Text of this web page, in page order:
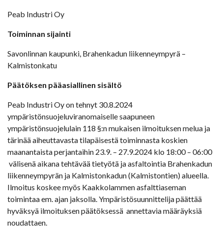
Peab Industri Oy
Toiminnan sijainti
Savonlinnan kaupunki, Brahenkadun liikenneympyrä –
Kalmistonkatu
Päätöksen pääasiallinen sisältö
Peab Industri Oy on tehnyt 30.8.2024
ympäristönsuojeluviranomaiselle saapuneen
ympäristönsuojelulain 118 §:n mukaisen ilmoituksen melua ja
tärinää aiheuttavasta tilapäisestä toiminnasta koskien
maanantaista perjantaihin 23.9. – 27.9.2024 klo 18:00 – 06:00
välisenä aikana tehtävää tietyötä ja asfaltointia Brahenkadun
liikenneympyrän ja Kalmistonkadun (Kalmistontien) alueella.
Ilmoitus koskee myös Kaakkolammen asfalttiaseman
toimintaa em. ajan jaksolla. Ympäristösuunnittelija päättää
hyväksyä ilmoituksen päätöksessä annettavia määräyksiä
noudattaen.